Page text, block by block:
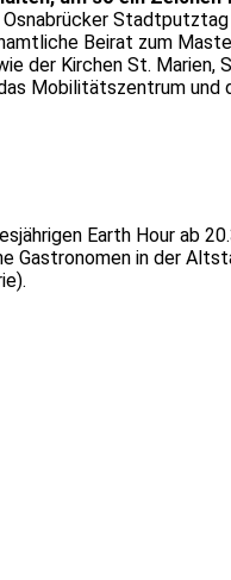
Beirat zum
der Kirchen St.
Mobilitätszentrum und
Earth Hour ab
Gastronomen in der